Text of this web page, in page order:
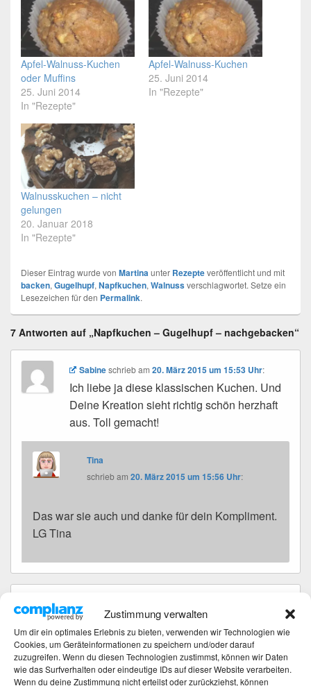
Zustimmung verwalten
Um dir ein optimales Erlebnis zu bieten, verwenden wir Technologien wie
Cookies, um Geräteinformationen zu speichern und/oder darauf
zuzugreifen. Wenn du diesen Technologien zustimmst, können wir Daten
wie das Surfverhalten oder eindeutige IDs auf dieser Website verarbeiten.
Wenn du deine Zustimmung nicht erteilst oder zurückziehst, können
Apfel-Walnuss-Kuchen
oder Muffins
25. Juni 2014
In "Rezepte"
Apfel-Walnuss-Kuchen
25. Juni 2014
In "Rezepte"
Walnusskuchen – nicht
gelungen
20. Januar 2018
In "Rezepte"
Dieser Eintrag wurde von Martinaunter Rezepteveröffentlicht und mit
backen, Gugelhupf, Napfkuchen, Walnussverschlagwortet. Setze ein
Lesezeichen für den Permalink.
7 Antworten auf „Napfkuchen – Gugelhupf – nachgebacken“
Sabineschriebam20. März 2015 um 15:53 Uhr:
Ich liebe ja diese klassischen Kuchen. Und
Deine Kreation sieht richtig schön herzhaft
aus. Toll gemacht!
Tina
schriebam20. März 2015 um 15:56 Uhr:
Das war sie auch und danke für dein Kompliment.
LG Tina
nixe
Mit den Walnüssen….toll, ich habs auch bei
Sina gelesen. Schön das Resultat, liebe
Tina, reich ma einen Teller rum ;.)
Liebe Grüße